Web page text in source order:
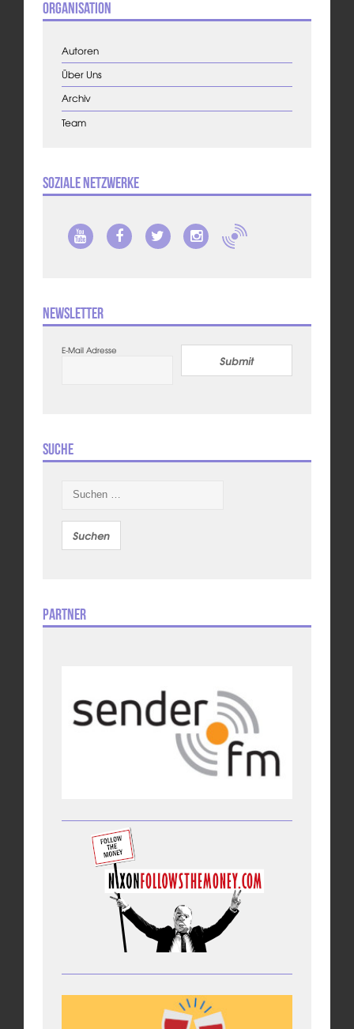
Organisation
Autoren
Über Uns
Archiv
Team
Soziale Netzwerke
Newsletter
E-Mail Adresse
Submit
Suche
nach:
Partner